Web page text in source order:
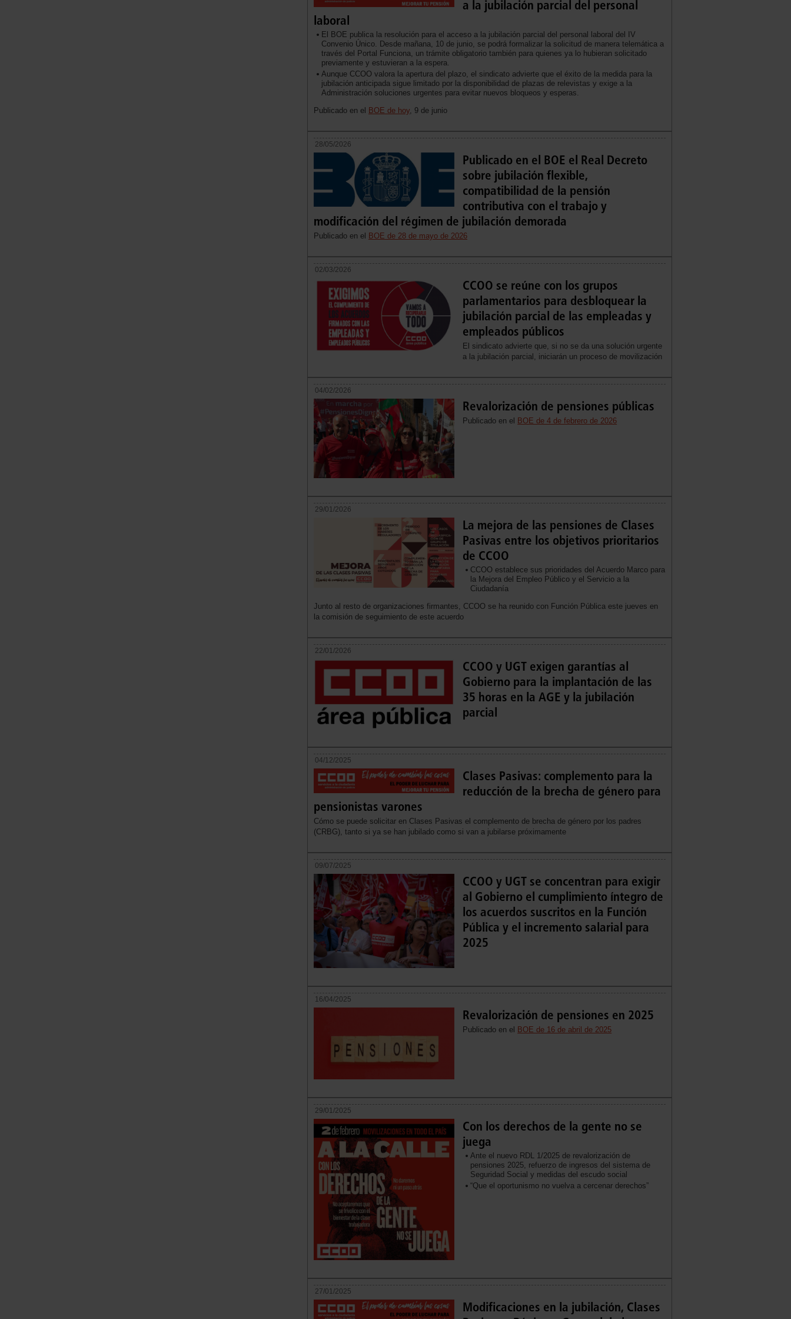
a la jubilación parcial del personal
laboral
El BOE publica la resolución para el acceso a la jubilación parcial del personal laboral del IV
Convenio Único. Desde mañana, 10 de junio, se podrá formalizar la solicitud de manera telemática a
través del Portal Funciona, un trámite obligatorio también para quienes ya lo hubieran solicitado
previamente y estuvieran a la espera.
Aunque CCOO valora la apertura del plazo, el sindicato advierte que el éxito de la medida para la
jubilación anticipada sigue limitado por la disponibilidad de plazas de relevistas y exige a la
Administración soluciones urgentes para evitar nuevos bloqueos y esperas.
Publicado en el BOE de hoy, 9 de junio
28/05/2026
Publicado en el BOE el Real Decreto
sobre jubilación flexible,
compatibilidad de la pensión
contributiva con el trabajo y
modificación del régimen de jubilación demorada
Publicado en el BOE de 28 de mayo de 2026
02/03/2026
CCOO se reúne con los grupos
parlamentarios para desbloquear la
jubilación parcial de las empleadas y
empleados públicos
El sindicato advierte que, si no se da una solución urgente
a la jubilación parcial, iniciarán un proceso de movilización
04/02/2026
Revalorización de pensiones públicas
Publicado en el BOE de 4 de febrero de 2026
29/01/2026
La mejora de las pensiones de Clases
Pasivas entre los objetivos prioritarios
de CCOO
CCOO establece sus prioridades del Acuerdo Marco para
la Mejora del Empleo Público y el Servicio a la
Ciudadanía
Junto al resto de organizaciones firmantes, CCOO se ha reunido con Función Pública este jueves en
la comisión de seguimiento de este acuerdo
22/01/2026
CCOO y UGT exigen garantías al
Gobierno para la implantación de las
35 horas en la AGE y la jubilación
parcial
04/12/2025
Clases Pasivas: complemento para la
reducción de la brecha de género para
pensionistas varones
Cómo se puede solicitar en Clases Pasivas el complemento de brecha de género por los padres
(CRBG), tanto si ya se han jubilado como si van a jubilarse próximamente
09/07/2025
CCOO y UGT se concentran para exigir
al Gobierno el cumplimiento íntegro de
los acuerdos suscritos en la Función
Pública y el incremento salarial para
2025
16/04/2025
Revalorización de pensiones en 2025
Publicado en el BOE de 16 de abril de 2025
29/01/2025
Con los derechos de la gente no se
juega
Ante el nuevo RDL 1/2025 de revalorización de
pensiones 2025, refuerzo de ingresos del sistema de
Seguridad Social y medidas del escudo social
“Que el oportunismo no vuelva a cercenar derechos”
27/01/2025
Modificaciones en la jubilación, Clases